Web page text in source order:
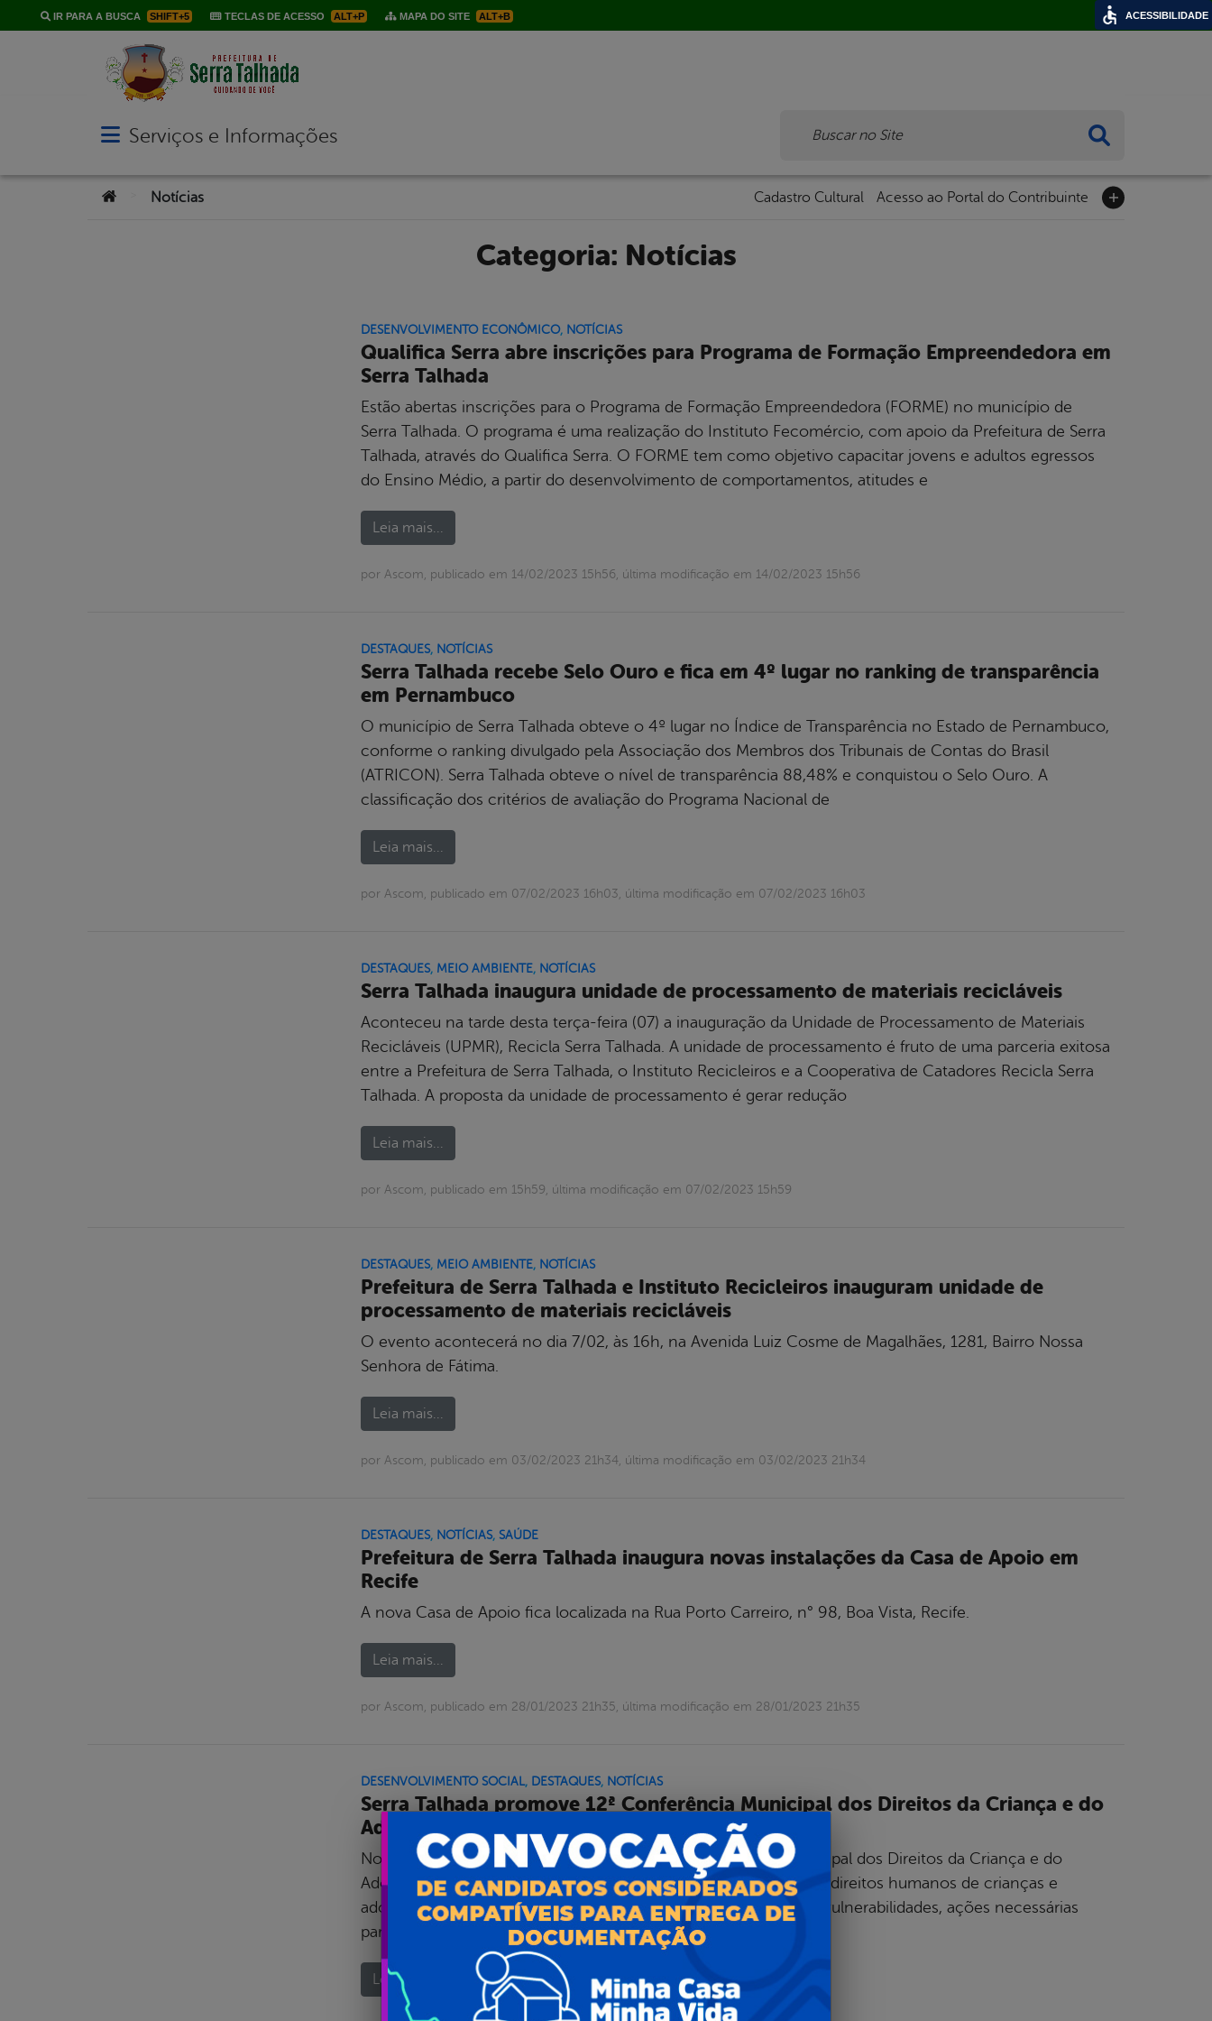
IR PARA A BUSCA SHIFT+5 TECLAS DE ACESSO ALT+P MAPA DO SITE ALT+B
Abrir menu principal de navegação
Serviços e Informações
Você está aqui:
Notícias Cadastro Cultural Acesso ao Portal do Contribuinte
Categoria: Notícias
DESENVOLVIMENTO ECONÔMICO, NOTÍCIAS
Qualifica Serra abre inscrições para Programa de Formação Empreendedora em
Serra Talhada
Estão abertas inscrições para o Programa de Formação Empreendedora (FORME) no município de
Serra Talhada. O programa é uma realização do Instituto Fecomércio, com apoio da Prefeitura de Serra
Talhada, através do Qualifica Serra. O FORME tem como objetivo capacitar jovens e adultos egressos
do Ensino Médio, a partir do desenvolvimento de comportamentos, atitudes e
Leia mais...
por Ascom, publicado em 14/02/2023 15h56, última modificação em 14/02/2023 15h56
DESTAQUES, NOTÍCIAS
Serra Talhada recebe Selo Ouro e fica em 4º lugar no ranking de transparência
em Pernambuco
O município de Serra Talhada obteve o 4º lugar no Índice de Transparência no Estado de Pernambuco,
conforme o ranking divulgado pela Associação dos Membros dos Tribunais de Contas do Brasil
(ATRICON). Serra Talhada obteve o nível de transparência 88,48% e conquistou o Selo Ouro. A
classificação dos critérios de avaliação do Programa Nacional de
Leia mais...
por Ascom, publicado em 07/02/2023 16h03, última modificação em 07/02/2023 16h03
DESTAQUES, MEIO AMBIENTE, NOTÍCIAS
Serra Talhada inaugura unidade de processamento de materiais recicláveis
Aconteceu na tarde desta terça-feira (07) a inauguração da Unidade de Processamento de Materiais
Recicláveis (UPMR), Recicla Serra Talhada. A unidade de processamento é fruto de uma parceria exitosa
entre a Prefeitura de Serra Talhada, o Instituto Recicleiros e a Cooperativa de Catadores Recicla Serra
Talhada. A proposta da unidade de processamento é gerar redução
Leia mais...
por Ascom, publicado em 15h59, última modificação em 07/02/2023 15h59
DESTAQUES, MEIO AMBIENTE, NOTÍCIAS
Prefeitura de Serra Talhada e Instituto Recicleiros inauguram unidade de
processamento de materiais recicláveis
O evento acontecerá no dia 7/02, às 16h, na Avenida Luiz Cosme de Magalhães, 1281, Bairro Nossa
Senhora de Fátima.
Leia mais...
por Ascom, publicado em 03/02/2023 21h34, última modificação em 03/02/2023 21h34
DESTAQUES, NOTÍCIAS, SAÚDE
Prefeitura de Serra Talhada inaugura novas instalações da Casa de Apoio em
Recife
A nova Casa de Apoio fica localizada na Rua Porto Carreiro, n° 98, Boa Vista, Recife.
Leia mais...
por Ascom, publicado em 28/01/2023 21h35, última modificação em 28/01/2023 21h35
DESENVOLVIMENTO SOCIAL, DESTAQUES, NOTÍCIAS
Serra Talhada promove 12ª Conferência Municipal dos Direitos da Criança e do
Adolescente
Nos dias 17 e 18 de janeiro foi realizada a 12ª Conferência Municipal dos Direitos da Criança e do
Adolescente de Serra Talhada com o tema central “Situação dos direitos humanos de crianças e
adolescentes em tempo de pandemia da Covid-19: violações e vulnerabilidades, ações necessárias
para reparação e garantia de políticas de proteção integral,
Leia mais...
ACESSIBILIDADE